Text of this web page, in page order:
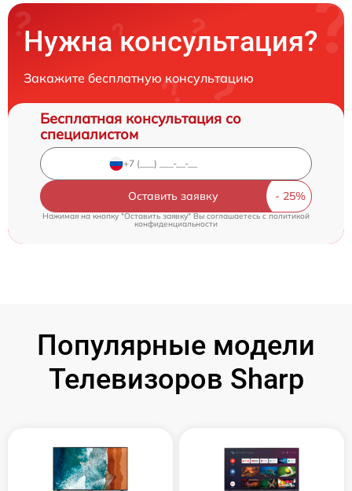
Нужна консультация?
Закажите бесплатную консультацию
Бесплатная консультация со
специалистом
Оставить заявку
Нажимая на кнопку "Оставить заявку" Вы соглашаетесь cполитикой
конфиденциальности
Популярные модели
Телевизоров Sharp